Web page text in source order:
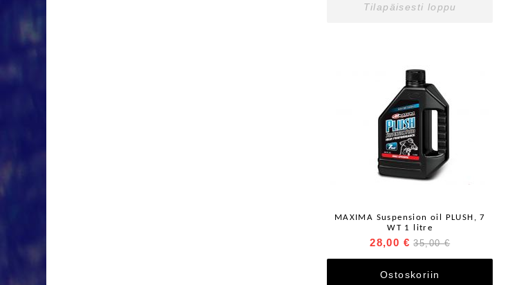
Tilapäisesti loppu
MAXIMA Suspension oil PLUSH, 7
WT 1 litre
28,00 € 35,00 €
Ostoskoriin